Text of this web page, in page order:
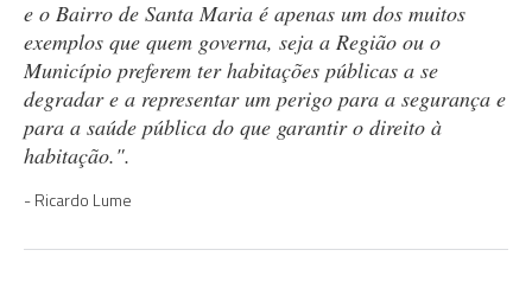
e o Bairro de Santa Maria é apenas um dos muitos
exemplos que quem governa, seja a Região ou o
Município preferem ter habitações públicas a se
degradar e a representar um perigo para a segurança e
para a saúde pública do que garantir o direito à
habitação.".
Ricardo Lume